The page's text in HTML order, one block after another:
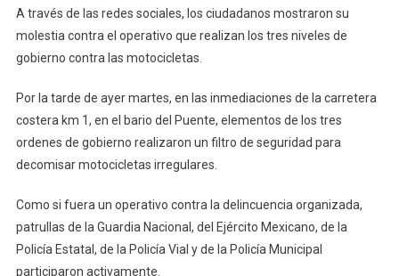
Pinotepa
A través de las redes sociales, los ciudadanos mostraron su
molestia contra el operativo que realizan los tres niveles de
gobierno contra las motocicletas.
Por la tarde de ayer martes, en las inmediaciones de la carretera
costera km 1, en el bario del Puente, elementos de los tres
ordenes de gobierno realizaron un filtro de seguridad para
decomisar motocicletas irregulares.
Como si fuera un operativo contra la delincuencia organizada,
patrullas de la Guardia Nacional, del Ejército Mexicano, de la
Policía Estatal, de la Policía Vial y de la Policía Municipal
participaron activamente.